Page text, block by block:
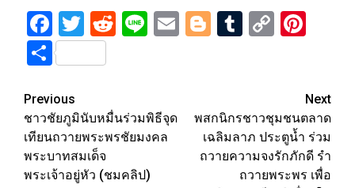
Facebook
Twitter
Reddit
LineEmailBlogger
Tumblr
Copy
Share
Post
navigation
Previous
ชาวชัยภูมินับหมื่นร่วมพิธีจุด
เทียนถวายพระพรชัยมงคล
พระบาทสมเด็จ
พระเจ้าอยู่หัว (ชมคลิป)
Next
พสกนิกรชาวชุมชนตลาด
เฉลิมลาภ ประตูน้ำ ร่วม
ถวายความจงรักภักดี รำ
ถวายพระพร เพื่อ